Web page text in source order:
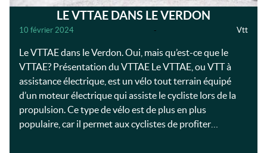
LE VTTAE DANS LE VERDON
10 février 2024 - Vtt
Le VTTAE dans le Verdon. Oui, mais qu’est-ce que le
VTTAE? Présentation du VTTAE Le VTTAE, ou VTT à
assistance électrique, est un vélo tout terrain équipé
d’un moteur électrique qui assiste le cycliste lors de la
propulsion. Ce type de vélo est de plus en plus
populaire, car il permet aux cyclistes de profiter…